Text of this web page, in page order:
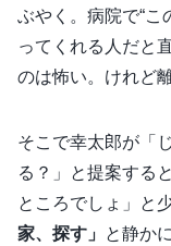
ぶやく。病院で“こ
ってくれる人だと
のは怖い。けれど
そこで幸太郎が「
る？」と提案する
ところでしょ」と
家、探す」 と静か